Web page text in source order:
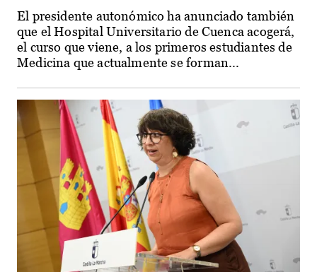
El presidente autonómico ha anunciado también
que el Hospital Universitario de Cuenca acogerá,
el curso que viene, a los primeros estudiantes de
Medicina que actualmente se forman...